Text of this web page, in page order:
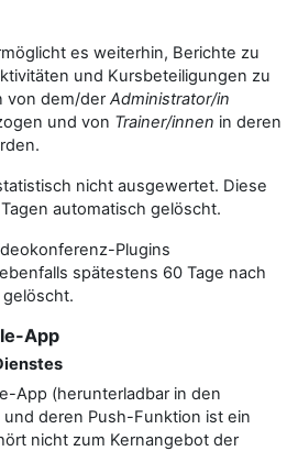
es weiterhin, Berichte zu
und Kursbeteiligungen zu
von dem/derAdministrator/in
und von Trainer/innen in deren
nicht ausgewertet. Diese
automatisch gelöscht.
Plugins
spätestens 60 Tage nach
App
App (herunterladbar in den
deren Push-Funktion ist ein
nicht zum Kernangebot der